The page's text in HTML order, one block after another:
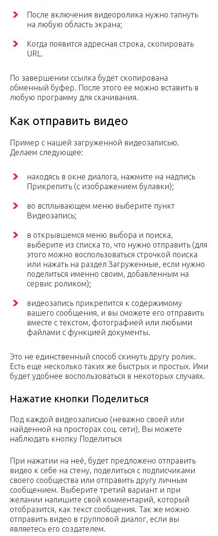
После включения видеоролика нужно тапнуть
на любую область экрана;
Когда появится адресная строка, скопировать
URL.
По завершении ссылка будет скопирована
обменный буфер. После этого ее можно вставить в
любую программу для скачивания.
Как отправить видео
Пример с нашей загруженной видеозаписью.
Делаем следующее:
находясь в окне диалога, нажмите на надпись
Прикрепить (с изображением булавки);
во всплывающем меню выберите пункт
Видеозапись;
в открывшемся меню выбора и поиска,
выберите из списка то, что нужно отправить (для
этого можно воспользоваться строчкой поиска
или нажать на раздел Загруженные, если нужно
поделиться именно своим, добавленным на
сервис роликом);
видеозапись прикрепится к содержимому
вашего сообщения, и вы сможете его отправить
вместе с текстом, фотографией или любыми
файлами с функцией документы.
Это не единственный способ скинуть другу ролик.
Есть еще несколько таких же быстрых и простых. Ими
будет удобнее воспользоваться в некоторых случаях.
Нажатие кнопки Поделиться
Под каждой видеозаписью (неважно своей или
найденной на просторах соц. сети), Вы можете
наблюдать кнопку Поделиться
При нажатии на неё, будет предложено отправить
видео к себе на стену, поделиться с подписчиками
своего сообщества или отправить другу личным
сообщением. Выберите третий вариант и при
желании напишите свой комментарий, который
отобразится, как текст сообщения. Так же можно
отправить видео в групповой диалог, если вы
являетесь его создателем.